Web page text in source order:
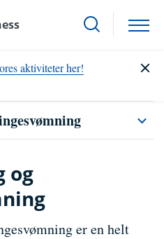
aktiviteter her!
og
er en helt